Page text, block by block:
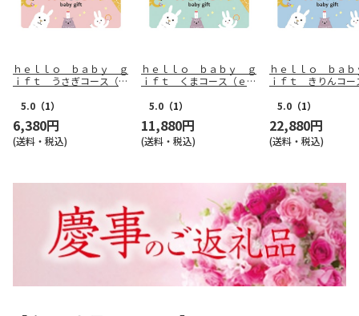
ｈｅｌｌｏ ｂａｂｙ ｇ
ｉｆｔ うさぎコース（ｅ
5.0 （1）
6,380円
(送料・税込)
ｈｅｌｌｏ ｂａｂｙ ｇ
ｉｆｔ くまコース（ｅ－
5.0 （1）
11,880円
(送料・税込)
ｈｅｌｌｏ ｂａ
ｉｆｔ きりんコー
5.0 （1）
22,880円
(送料・税込)